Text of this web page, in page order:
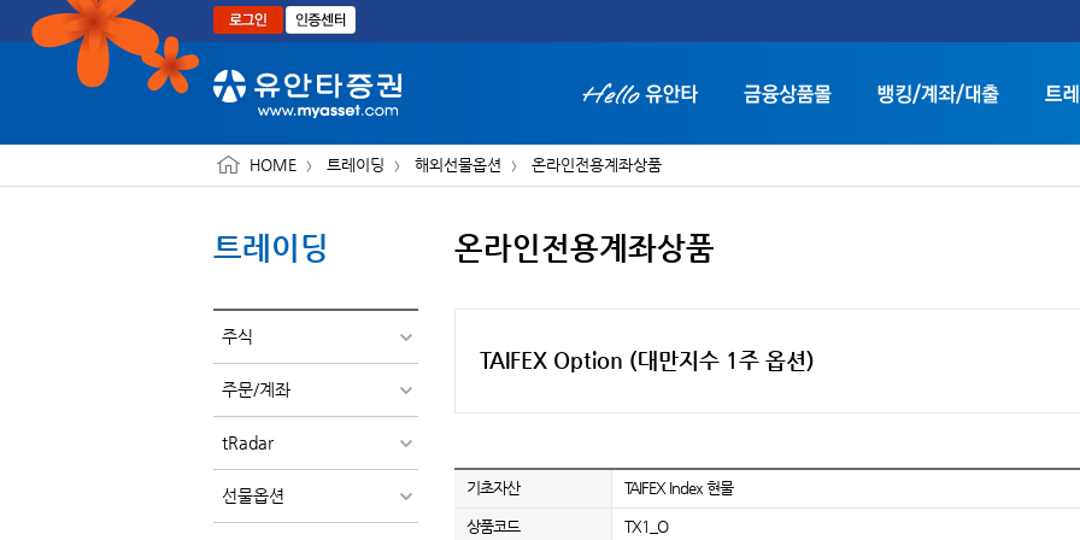
본문으로 바로가기
HOME 트레이딩 해외선물옵션 온라인전용계좌상품
트레이딩
주식
주문/계좌
tRadar
선물옵션
온라인전용계좌상품
TAIFEX Option (대만지수 1주 옵션)
기초자산 TAIFEX Index 현물
상품코드 TX1_O